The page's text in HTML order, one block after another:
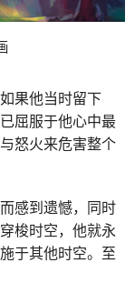
果他当时留下
屈服于他心中最
怒火来危害整个
感到遗憾，同时
梭时空，他就永
于其他时空。至